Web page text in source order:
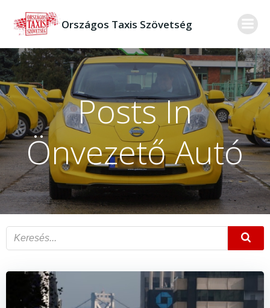
to
Országos Taxis Szövetség
Posts In
Önvezető Autó